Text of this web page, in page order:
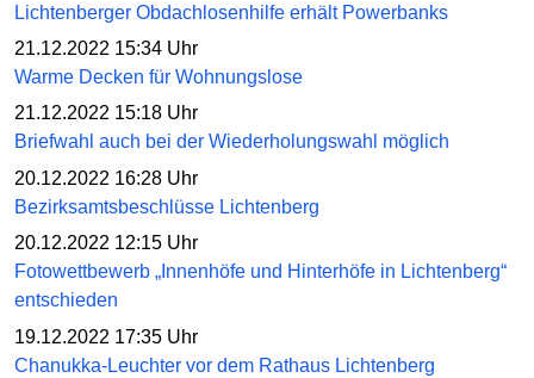
Lichtenberger Obdachlosenhilfe erhält Powerbanks
21.12.2022 15:34 Uhr
Warme Decken für Wohnungslose
21.12.2022 15:18 Uhr
Briefwahl auch bei der Wiederholungswahl möglich
20.12.2022 16:28 Uhr
Bezirksamtsbeschlüsse Lichtenberg
20.12.2022 12:15 Uhr
Fotowettbewerb „Innenhöfe und Hinterhöfe in Lichtenberg“
entschieden
19.12.2022 17:35 Uhr
Chanukka-Leuchter vor dem Rathaus Lichtenberg